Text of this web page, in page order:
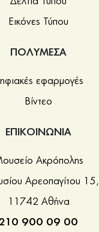
Εικόνες Τύπου
ΠΟΛΥΜΕΣΑ
εφαρμογές
Βίντεο
ΕΠΙΚΟΙΝΩΝΙΑ
Ακρόπολης
Αρεοπαγίτου 15,
11742 Αθήνα
210 900 09 00